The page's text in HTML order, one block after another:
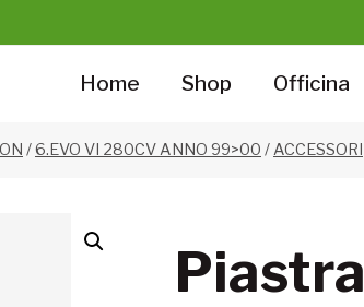
Home Shop Officina
/6.EVO VI 280CV ANNO 99>00 /ACCESSORI
Piastra